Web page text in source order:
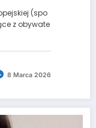
(spo
z obywate
8 Marca 2026